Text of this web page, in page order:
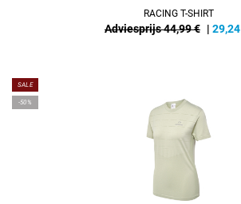
RACING T-SHIRT
Adviesprijs 44,99 € | 29,24
SALE
-50%